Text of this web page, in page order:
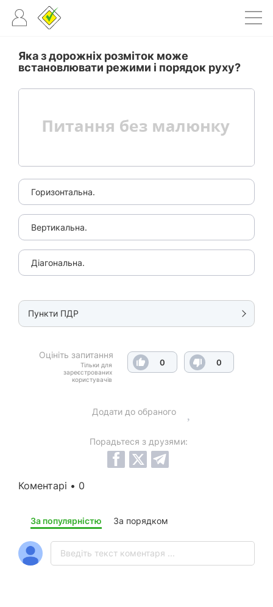
Яка з дорожніх розміток може
встановлювати режими і порядок руху?
Горизонтальна.
Вертикальна.
Діагональна.
Пункти ПДР
Оцініть запитання
Тільки для
зареєстрованих
користувачів
0 0
Додати до обраного
Порадьтеся з друзями:
Коментарі • 0
За популярністю За порядком